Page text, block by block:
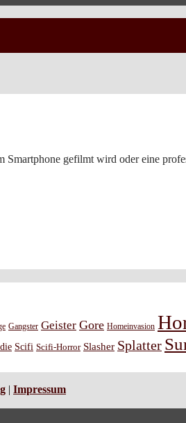
gefilmt wird oder eine
Gangster Geister Gore Homeinvasion
Scifi Scifi-Horror Slasher Splatter
| Impressum